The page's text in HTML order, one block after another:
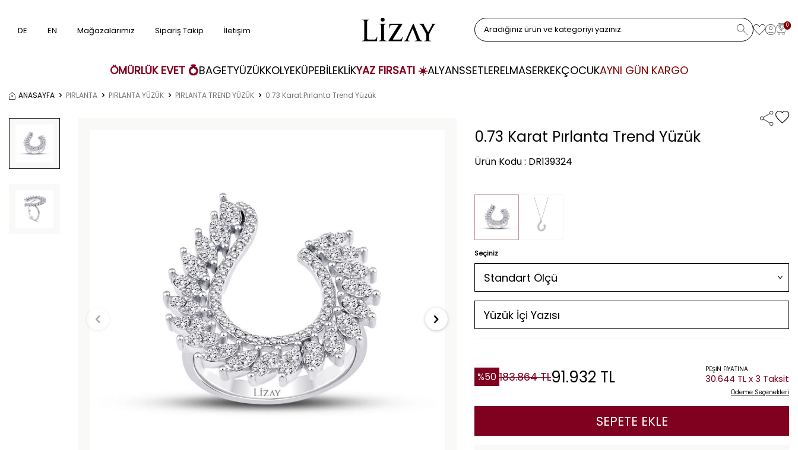
DE EN Mağazalarımız Sipariş Takip İletişim 0
ÖMÜRLÜK EVET 💍BAGETYÜZÜKKOLYEKÜPEBİLEKLİKYAZ FIRSATI ☀️ALYANSSETLERELMASERKEKÇOCUKAYNI GÜN KARGO
ANASAYFA PIRLANTA PIRLANTA YÜZÜK PIRLANTA TREND YÜZÜK 0.73 Karat Pırlanta Trend Yüzük
0.73 Karat Pırlanta Trend Yüzük
Ürün Kodu : DR139324
Seçiniz
%50 183.864TL91.932 TL PEŞİN FİYATINA
30.644 TL x 3 Taksit
Ödeme Seçenekleri
SEPETE EKLE